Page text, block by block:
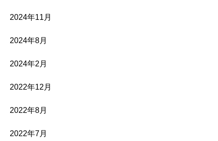
2024年11月
2024年8月
2024年2月
2022年12月
2022年8月
2022年7月